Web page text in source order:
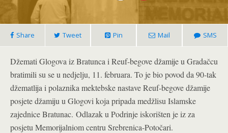
Share Tweet Pin Mail SMS
Džemati Glogova iz Bratunca i Reuf-begove džamije u Gradačcu
bratimili su se u nedjelju, 11. februara. To je bio povod da 90-tak
džematlija i polaznika mektebske nastave Reuf-begove džamije
posjete džamiju u Glogovi koja pripada medžlisu Islamske
zajednice Bratunac. Odlazak u Podrinje iskorišten je iz za
posjetu Memorijalniom centru Srebrenica-Potočari.